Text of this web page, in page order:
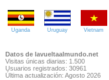
Uganda Uruguay Vietnam
Datos de lavueltaalmundo.net
Visitas únicas diarias: 1.500
Usuarios registrados: 30961
Última actualización: Agosto 2026